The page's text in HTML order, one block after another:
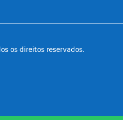
os direitos reservados.